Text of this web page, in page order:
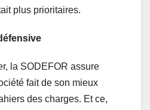
plus prioritaires.
la SODEFOR assure
fait de son mieux
des charges. Et ce,